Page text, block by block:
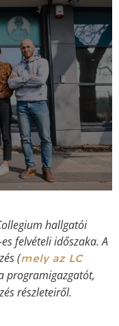
hallgatói
felvételi időszaka. A
(mely az LC
programigazgatót,
részleteiről.